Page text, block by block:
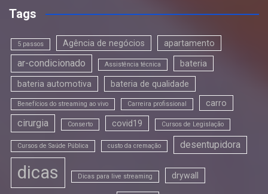
Tags
5 passos Agência de negócios apartamento
ar-condicionado Assistência técnica bateria
bateria automotiva bateria de qualidade
Benefícios do streaming ao vivo Carreira profissional carro
cirurgia Conserto covid19 Cursos de Legislação
Cursos de Saúde Pública custo da cremação desentupidora
dicas Dicas para live streaming drywall